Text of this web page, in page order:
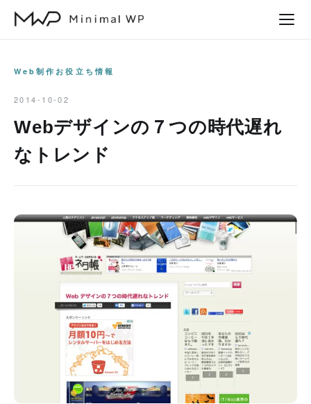
Web制作お役立ち情報
2014-10-02
Webデザインの７つの時代遅れ
なトレンド